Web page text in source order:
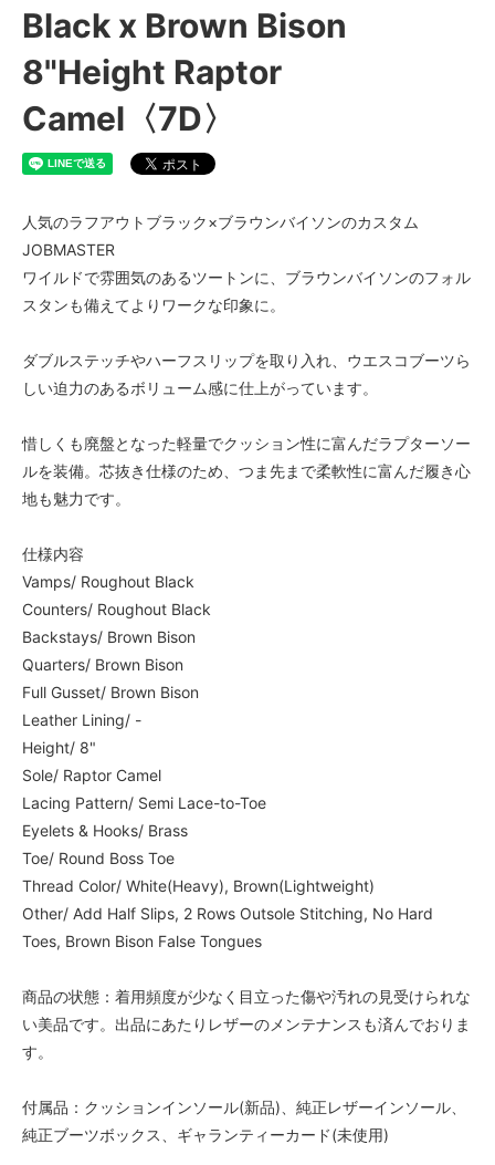
Black x Brown Bison
8"Height Raptor
Camel〈7D〉
人気のラフアウトブラック×ブラウンバイソンのカスタム
JOBMASTER
ワイルドで雰囲気のあるツートンに、ブラウンバイソンのフォル
スタンも備えてよりワークな印象に。
ダブルステッチやハーフスリップを取り入れ、ウエスコブーツら
しい迫力のあるボリューム感に仕上がっています。
惜しくも廃盤となった軽量でクッション性に富んだラプターソー
ルを装備。芯抜き仕様のため、つま先まで柔軟性に富んだ履き心
地も魅力です。
仕様内容
Vamps/ Roughout Black
Counters/ Roughout Black
Backstays/ Brown Bison
Quarters/ Brown Bison
Full Gusset/ Brown Bison
Leather Lining/ -
Height/ 8"
Sole/ Raptor Camel
Lacing Pattern/ Semi Lace-to-Toe
Eyelets & Hooks/ Brass
Toe/ Round Boss Toe
Thread Color/ White(Heavy), Brown(Lightweight)
Other/ Add Half Slips, 2 Rows Outsole Stitching, No Hard
Toes, Brown Bison False Tongues
商品の状態：着用頻度が少なく目立った傷や汚れの見受けられな
い美品です。出品にあたりレザーのメンテナンスも済んでおりま
す。
付属品：クッションインソール(新品)、純正レザーインソール、
純正ブーツボックス、ギャランティーカード(未使用)